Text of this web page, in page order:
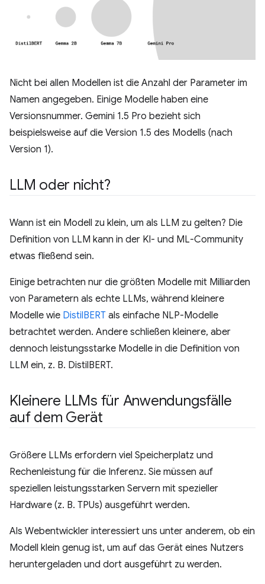
Nicht bei allen Modellen ist die Anzahl der Parameter im
Namen angegeben. Einige Modelle haben eine
Versionsnummer. Gemini 1.5 Pro bezieht sich
beispielsweise auf die Version 1.5 des Modells (nach
Version 1).
LLM oder nicht?
Wann ist ein Modell zu klein, um als LLM zu gelten? Die
Definition von LLM kann in der KI- und ML-Community
etwas fließend sein.
Einige betrachten nur die größten Modelle mit Milliarden
von Parametern als echte LLMs, während kleinere
Modelle wie DistilBERT als einfache NLP-Modelle
betrachtet werden. Andere schließen kleinere, aber
dennoch leistungsstarke Modelle in die Definition von
LLM ein, z. B. DistilBERT.
Kleinere LLMs für Anwendungsfälle
auf dem Gerät
Größere LLMs erfordern viel Speicherplatz und
Rechenleistung für die Inferenz. Sie müssen auf
speziellen leistungsstarken Servern mit spezieller
Hardware (z. B. TPUs) ausgeführt werden.
Als Webentwickler interessiert uns unter anderem, ob ein
Modell klein genug ist, um auf das Gerät eines Nutzers
heruntergeladen und dort ausgeführt zu werden.